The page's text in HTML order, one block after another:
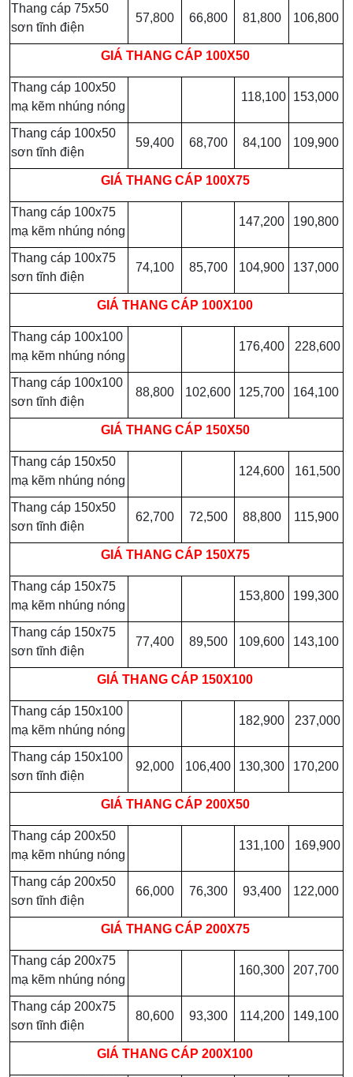
Thang cáp 75x50
sơn tĩnh điện
57,800 66,800 81,800 106,800
GIÁ THANG CÁP 100X50
Thang cáp 100x50
mạ kẽm nhúng nóng
118,100 153,000
Thang cáp 100x50
sơn tĩnh điện
59,400 68,700 84,100 109,900
GIÁ THANG CÁP 100X75
Thang cáp 100x75
mạ kẽm nhúng nóng
147,200 190,800
Thang cáp 100x75
sơn tĩnh điện
74,100 85,700 104,900 137,000
GIÁ THANG CÁP 100X100
Thang cáp 100x100
mạ kẽm nhúng nóng
176,400 228,600
Thang cáp 100x100
sơn tĩnh điện
88,800 102,600 125,700 164,100
GIÁ THANG CÁP 150X50
Thang cáp 150x50
mạ kẽm nhúng nóng
124,600 161,500
Thang cáp 150x50
sơn tĩnh điện
62,700 72,500 88,800 115,900
GIÁ THANG CÁP 150X75
Thang cáp 150x75
mạ kẽm nhúng nóng
153,800 199,300
Thang cáp 150x75
sơn tĩnh điện
77,400 89,500 109,600 143,100
GIÁ THANG CÁP 150X100
Thang cáp 150x100
mạ kẽm nhúng nóng
182,900 237,000
Thang cáp 150x100
sơn tĩnh điện
92,000 106,400 130,300 170,200
GIÁ THANG CÁP 200X50
Thang cáp 200x50
mạ kẽm nhúng nóng
131,100 169,900
Thang cáp 200x50
sơn tĩnh điện
66,000 76,300 93,400 122,000
GIÁ THANG CÁP 200X75
Thang cáp 200x75
mạ kẽm nhúng nóng
160,300 207,700
Thang cáp 200x75
sơn tĩnh điện
80,600 93,300 114,200 149,100
GIÁ THANG CÁP 200X100